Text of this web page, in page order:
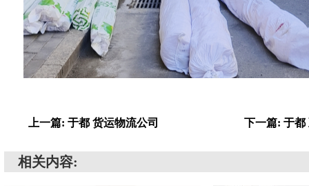
上一篇: 于都 货运物流公司 下一篇: 于都
相关内容: